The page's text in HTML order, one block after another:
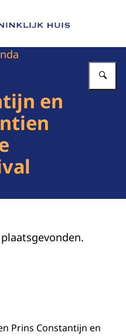
van Het Koninklijk Huis
en
Prins Constantijn en